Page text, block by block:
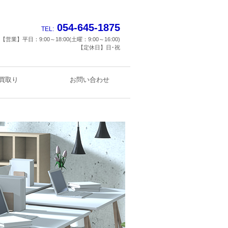
TEL: 054-645-1875
【営業】平日：9:00～18:00(土曜：9:00～16:00)
【定休日】日･祝
取り お問い合わせ